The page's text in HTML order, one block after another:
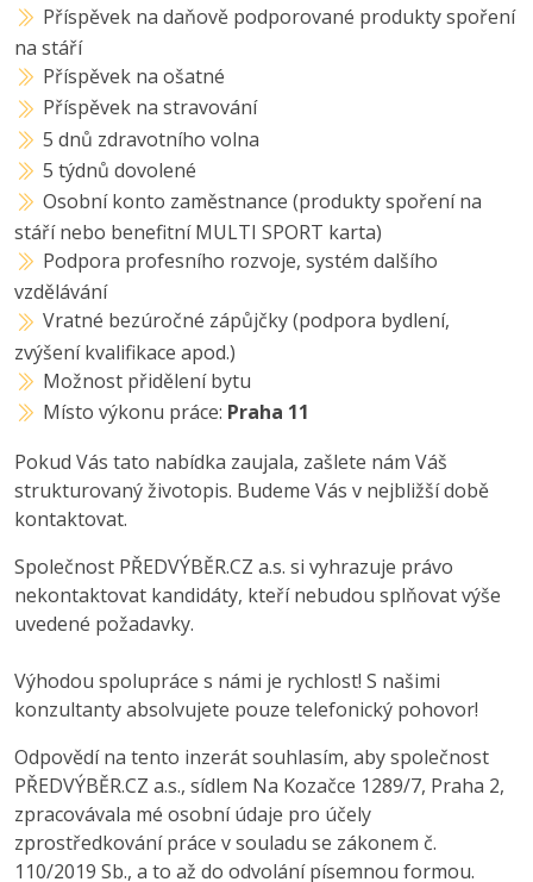
Příspěvek na daňově podporované produkty spoření
na stáří
Příspěvek na ošatné
Příspěvek na stravování
5 dnů zdravotního volna
5 týdnů dovolené
Osobní konto zaměstnance (produkty spoření na
stáří nebo benefitní MULTI SPORT karta)
Podpora profesního rozvoje, systém dalšího
vzdělávání
Vratné bezúročné zápůjčky (podpora bydlení,
zvýšení kvalifikace apod.)
Možnost přidělení bytu
Místo výkonu práce: Praha 11
Pokud Vás tato nabídka zaujala, zašlete nám Váš
strukturovaný životopis. Budeme Vás v nejbližší době
kontaktovat.
Společnost PŘEDVÝBĚR.CZ a.s. si vyhrazuje právo
nekontaktovat kandidáty, kteří nebudou splňovat výše
uvedené požadavky.
Výhodou spolupráce s námi je rychlost! S našimi
konzultanty absolvujete pouze telefonický pohovor!
Odpovědí na tento inzerát souhlasím, aby společnost
PŘEDVÝBĚR.CZ a.s., sídlem Na Kozačce 1289/7, Praha 2,
zpracovávala mé osobní údaje pro účely
zprostředkování práce v souladu se zákonem č.
110/2019 Sb., a to až do odvolání písemnou formou.